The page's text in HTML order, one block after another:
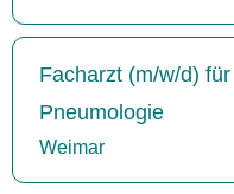
Facharzt (m/w/d)
Pneumologie
Weimar